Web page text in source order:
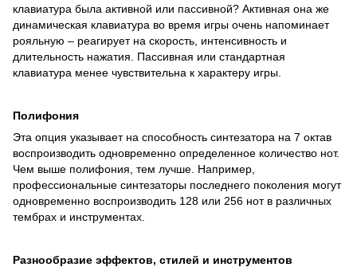
клавиатура была активной или пассивной? Активная она же
динамическая клавиатура во время игры очень напоминает
рояльную – реагирует на скорость, интенсивность и
длительность нажатия. Пассивная или стандартная
клавиатура менее чувствительна к характеру игры.
Полифония
Эта опция указывает на способность синтезатора на 7 октав
воспроизводить одновременно определенное количество нот.
Чем выше полифония, тем лучше. Например,
профессиональные синтезаторы последнего поколения могут
одновременно воспроизводить 128 или 256 нот в различных
тембрах и инструментах.
Разнообразие эффектов, стилей и инструментов